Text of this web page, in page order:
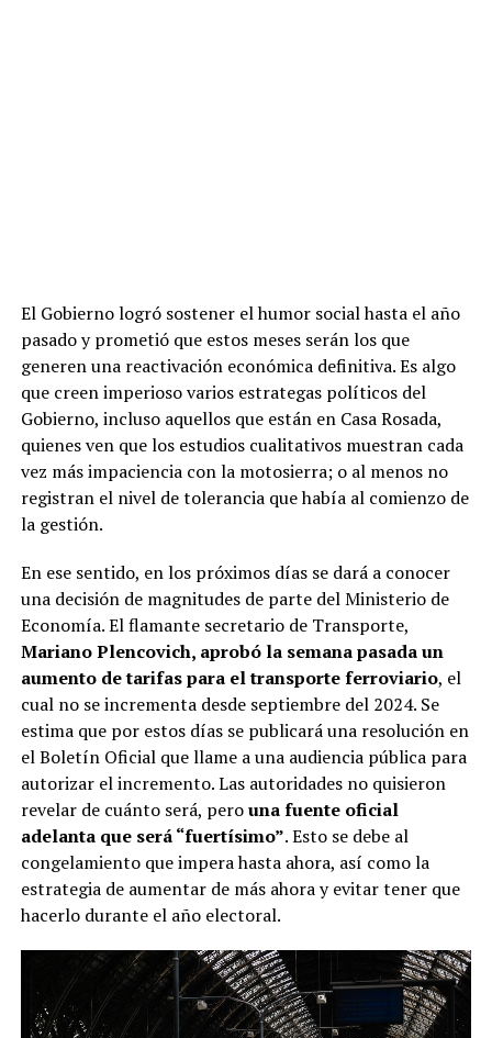
El Gobierno logró sostener el humor social hasta el año
pasado y prometió que estos meses serán los que
generen una reactivación económica definitiva. Es algo
que creen imperioso varios estrategas políticos del
Gobierno, incluso aquellos que están en Casa Rosada,
quienes ven que los estudios cualitativos muestran cada
vez más impaciencia con la motosierra; o al menos no
registran el nivel de tolerancia que había al comienzo de
la gestión.
En ese sentido, en los próximos días se dará a conocer
una decisión de magnitudes de parte del Ministerio de
Economía. El flamante secretario de Transporte,
Mariano Plencovich, aprobó la semana pasada un
aumento de tarifas para el transporte ferroviario, el
cual no se incrementa desde septiembre del 2024. Se
estima que por estos días se publicará una resolución en
el Boletín Oficial que llame a una audiencia pública para
autorizar el incremento. Las autoridades no quisieron
revelar de cuánto será, perouna fuente oficial
adelanta que será “fuertísimo”. Esto se debe al
congelamiento que impera hasta ahora, así como la
estrategia de aumentar de más ahora y evitar tener que
hacerlo durante el año electoral.